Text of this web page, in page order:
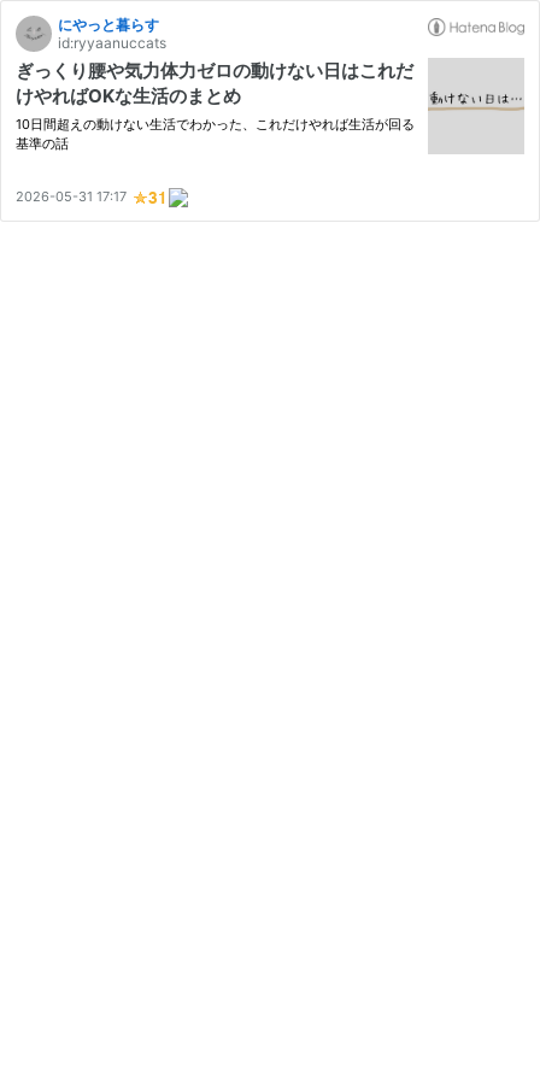
にやっと暮らす
id:ryyaanuccats
ぎっくり腰や気力体力ゼロの動けない日はこれだ
けやればOKな生活のまとめ
10日間超えの動けない生活でわかった、これだけやれば生活が回る
基準の話
2026-05-31 17:17